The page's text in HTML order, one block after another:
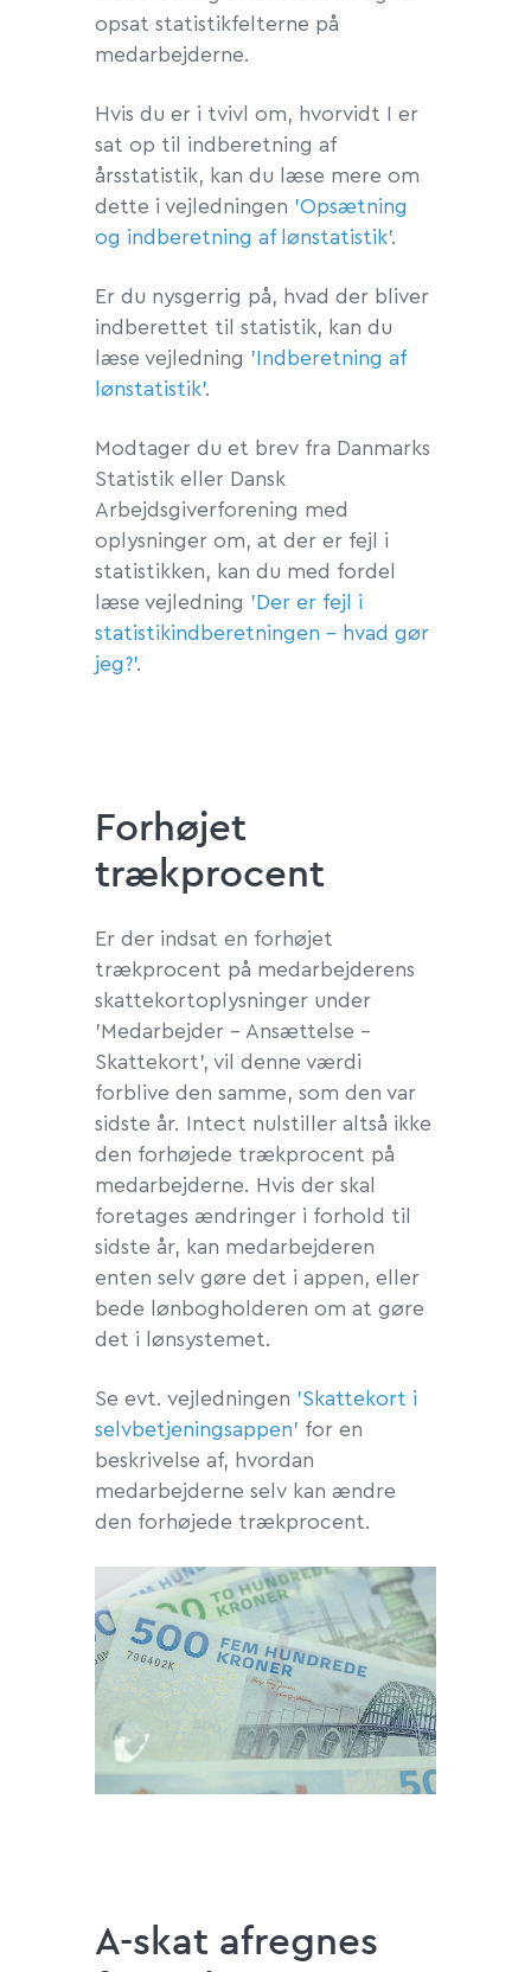
opsat statistikfelterne på
medarbejderne.
Hvis du er i tvivl om, hvorvidt I er
sat op til indberetning af
årsstatistik, kan du læse mere om
dette i vejledningen 'Opsætning
og indberetning af lønstatistik'.
Er du nysgerrig på, hvad der bliver
indberettet til statistik, kan du
læse vejledning 'Indberetning af
lønstatistik'.
Modtager du et brev fra Danmarks
Statistik eller Dansk
Arbejdsgiverforening med
oplysninger om, at der er fejl i
statistikken, kan du med fordel
læse vejledning 'Der er fejl i
statistikindberetningen - hvad gør
jeg?'.
Forhøjet
trækprocent
Er der indsat en forhøjet
trækprocent på medarbejderens
skattekortoplysninger under
'Medarbejder - Ansættelse -
Skattekort', vil denne værdi
forblive den samme, som den var
sidste år. Intect nulstiller altså ikke
den forhøjede trækprocent på
medarbejderne. Hvis der skal
foretages ændringer i forhold til
sidste år, kan medarbejderen
enten selv gøre det i appen, eller
bede lønbogholderen om at gøre
det i lønsystemet.
Se evt. vejledningen 'Skattekort i
selvbetjeningsappen' for en
beskrivelse af, hvordan
medarbejderne selv kan ændre
den forhøjede trækprocent.
A-skat afregnes